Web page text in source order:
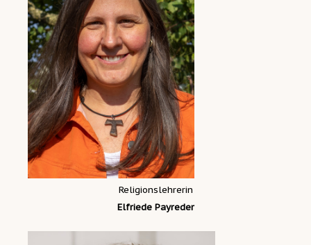
Religionslehrerin
Elfriede Payreder